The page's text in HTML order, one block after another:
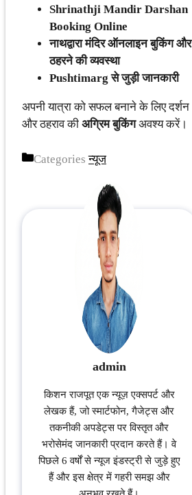
Shrinathji Mandir Darshan
Booking Online
नाथद्वारा मंदिर ऑनलाइन बुकिंग और
ठहरने की व्यवस्था
Pushtimarg से जुड़ी जानकारी
अपनी यात्रा को सफल बनाने के लिए दर्शन
और ठहराव की अग्रिम बुकिंगअवश्य करें।
Categoriesन्यूज
admin
किशन राजपूत एक न्यूज़ एक्सपर्ट और
लेखक हैं, जो स्मार्टफोन, गैजेट्स और
तकनीकी अपडेट्स पर विस्तृत और
भरोसेमंद जानकारी प्रदान करते हैं। वे
पिछले 6 वर्षों से न्यूज इंडस्ट्री से जुड़े हुए
हैं और इस क्षेत्र में गहरी समझ और